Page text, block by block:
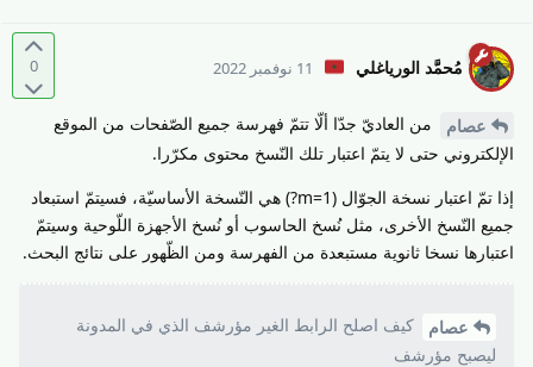
0 مُحمَّد الورياغلي 11 نوفمبر 2022
عصام
من العاديّ جدّا ألّا تتمّ فهرسة جميع الصّفحات من الموقع
الإلكتروني حتى لا يتمّ اعتبار تلك النّسخ محتوى مكرّرا.
إذا تمّ اعتبار نسخة الجوّال (1=m?) هي النّسخة الأساسيّة، فسيتمّ استبعاد
جميع النّسخ الأخرى، مثل نُسخ الحاسوب أو نُسخ الأجهزة اللّوحية وسيتمّ
اعتبارها نسخا ثانوية مستبعدة من الفهرسة ومن الظّهور على نتائج البحث.
عصام
كيف اصلح الرابط الغير مؤرشف الذي في المدونة
ليصبح مؤرشف